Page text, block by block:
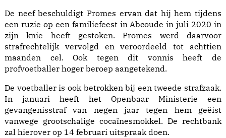
De neef beschuldigt Promes ervan dat hij hem tijdens
een ruzie op een familiefeest in Abcoude in juli 2020 in
zijn knie heeft gestoken. Promes werd daarvoor
strafrechtelijk vervolgd en veroordeeld tot achttien
maanden cel. Ook tegen dit vonnis heeft de
profvoetballer hoger beroep aangetekend.
De voetballer is ook betrokken bij een tweede strafzaak.
In januari heeft het Openbaar Ministerie een
gevangenisstraf van negen jaar tegen hem geëist
vanwege grootschalige cocaïnesmokkel. De rechtbank
zal hierover op 14 februari uitspraak doen.